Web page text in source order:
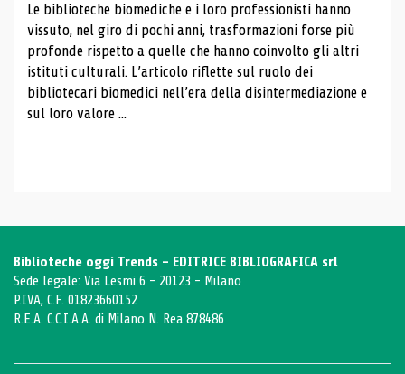
Le biblioteche biomediche e i loro professionisti hanno
vissuto, nel giro di pochi anni, trasformazioni forse più
profonde rispetto a quelle che hanno coinvolto gli altri
istituti culturali. L’articolo riflette sul ruolo dei
bibliotecari biomedici nell’era della disintermediazione e
sul loro valore ...
Biblioteche oggi Trends - EDITRICE BIBLIOGRAFICA srl
Sede legale: Via Lesmi 6 - 20123 - Milano
P.IVA, C.F. 01823660152
R.E.A. C.C.I.A.A. di Milano N. Rea 878486